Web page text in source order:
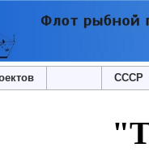
СССР